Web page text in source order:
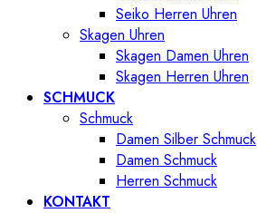
Seiko Herren Uhren
Skagen Uhren
Skagen Damen Uhren
Skagen Herren Uhren
SCHMUCK
Schmuck
Damen Silber Schmuck
Damen Schmuck
Herren Schmuck
KONTAKT